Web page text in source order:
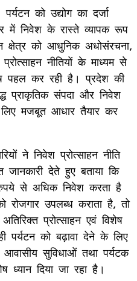
को उद्योग का दर्जा
में निवेश के रास्ते व्यापक रूप
को आधुनिक अधोसंरचना,
नीतियों के माध्यम से
पहल कर रही है। प्रदेश की
प्राकृतिक संपदा और निवेश
मजबूत आधार तैयार कर
ने निवेश प्रोत्साहन नीति
देते हुए बताया कि
से अधिक निवेश करता है
उपलब्ध कराता है, तो
प्रोत्साहन एवं विशेष
पर्यटन को बढ़ावा देने के लिए
सुविधाओं तथा पर्यटक
दिया जा रहा है।